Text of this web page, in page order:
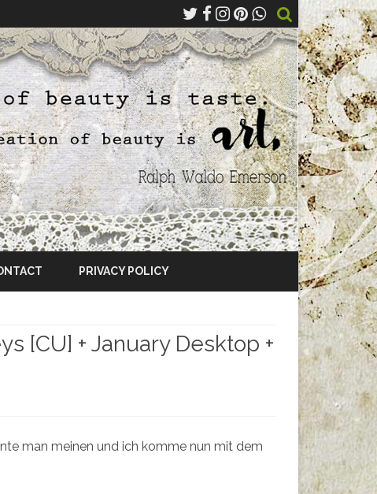
PRIVACY POLICY
[CU] + January Desktop +
man meinen und ich komme nun mit dem